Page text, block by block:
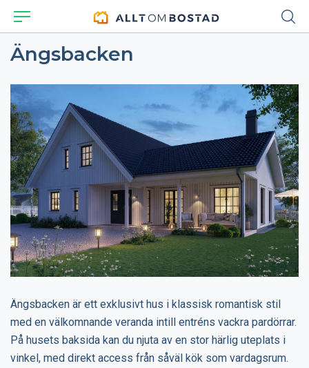
Ängsbacken
Ängsbacken är ett exklusivt hus i klassisk romantisk stil
med en välkomnande veranda intill entréns vackra pardörrar.
På husets baksida kan du njuta av en stor härlig uteplats i
vinkel, med direkt access från såväl kök som vardagsrum.